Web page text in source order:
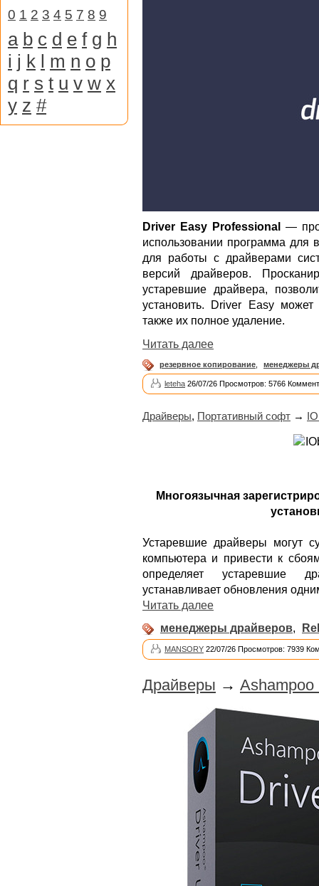
Driver Easy Professional
—
использовании программа для
для работы с драйверами
версий драйверов.
устаревшие драйвера,
установить. Driver Easy
также их полное удаление.
Читать далее
резервное копирование менеджеры
leteha 26/07/26 Просмотров: 5766
Драйверы, Портативный софт →
Многоязычная
Устаревшие драйверы могут
компьютера и привести к
определяет устаревшие
устанавливает обновления
Читать далее
менеджеры драйверов,
MANSORY 22/07/26 Просмотров: 7939
Драйверы → Ashampoo
0 1 2 3 4 5 7 8 9
a b c d e f g h
i j k l m n o p
q r s t u v w x
y z #